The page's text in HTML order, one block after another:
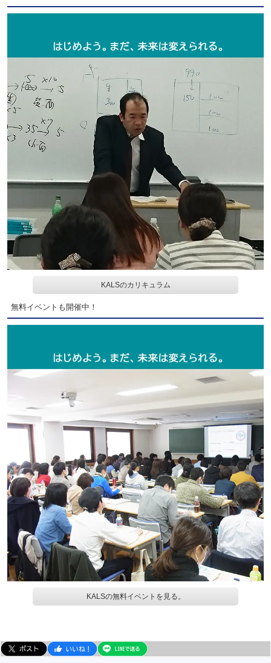
KALSのカリキュラム
無料イベントも開催中！
KALSの無料イベントを見る。